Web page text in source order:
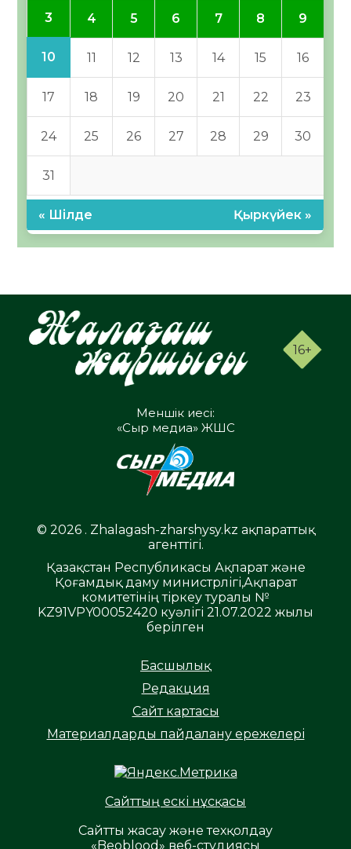
3 4 5 6 7 8 9
10 11 12 13 14 15 16
17 18 19 20 21 22 23
24 25 26 27 28 29 30
31
« Шілде Қыркүйек »
16+
Меншік иесі:
«Сыр медиа» ЖШС
© 2026 . Zhalagash-zharshysy.kz ақпараттық
агенттігі.
Қазақстан Республикасы Ақпарат және
Қоғамдық даму министрлігі,Ақпарат
комитетінің тіркеу туралы №
KZ91VPY00052420 куәлігі 21.07.2022 жылы
берілген
Басшылық
Редакция
Сайт картасы
Материалдарды пайдалану ережелері
Сайттың ескі нұсқасы
Сайтты жасау және техқолдау
«Beoblood» веб-студиясы